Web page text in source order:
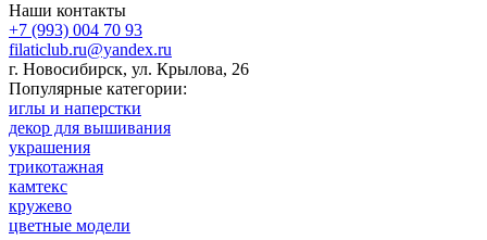
Наши контакты
+7 (993) 004 70 93
filaticlub.ru@yandex.ru
г. Новосибирск, ул. Крылова, 26
Популярные категории:
иглы и наперстки
декор для вышивания
украшения
трикотажная
камтекс
кружево
цветные модели